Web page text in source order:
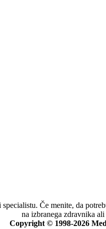
Če menite, da
na izbranega zdravnika
Copyright © 1998-2026